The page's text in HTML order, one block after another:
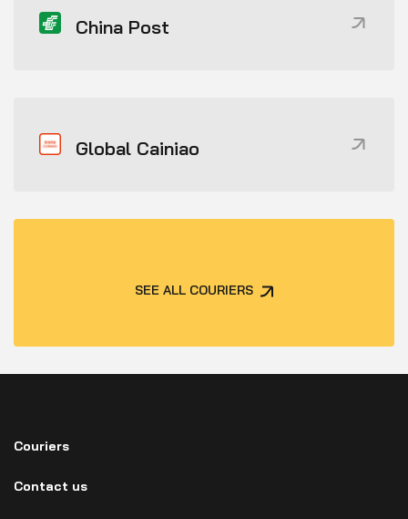
China Post
Global Cainiao
SEE ALL COURIERS
Couriers
Contact us